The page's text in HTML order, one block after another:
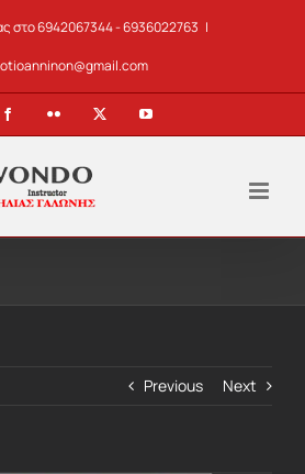
στο 6942067344 - 6936022763 |
FacebookFlickr YouTube
Previous Next